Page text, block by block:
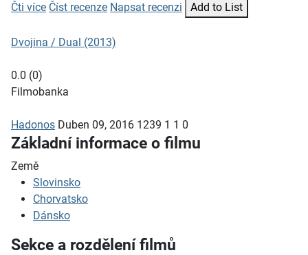
Čti více Číst recenze Napsat recenzi Add to List
Dvojina / Dual (2013)
0.0 (0)
Filmobanka
Hadonos Duben 09, 2016 1239 1 1 0
Základní informace o filmu
Země
Slovinsko
Chorvatsko
Dánsko
Sekce a rozdělení filmů